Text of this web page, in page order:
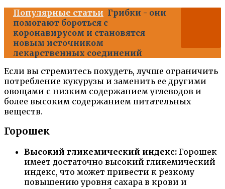
Популярные статьи Грибки - они
помогают бороться с
коронавирусом и становятся
новым источником
лекарственных соединений
Если вы стремитесь похудеть, лучше ограничить
потребление кукурузы и заменить ее другими
овощами с низким содержанием углеводов и
более высоким содержанием питательных
веществ.
Горошек
Высокий гликемический индекс: Горошек
имеет достаточно высокий гликемический
индекс, что может привести к резкому
повышению уровня сахара в крови и